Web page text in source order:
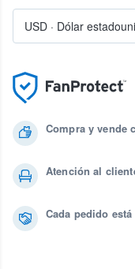
Compra y vende
Atención al
Cada pedido
USD · Dólar